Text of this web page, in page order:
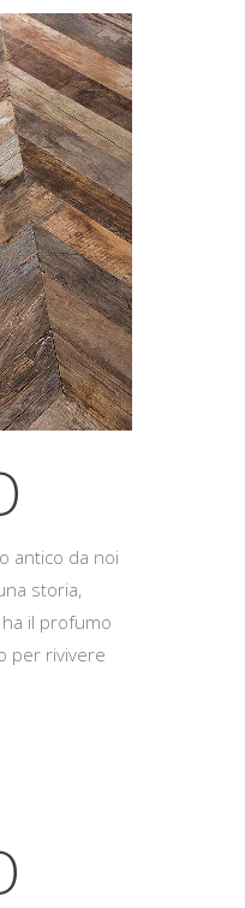
antico da noi
storia,
il profumo
per rivivere